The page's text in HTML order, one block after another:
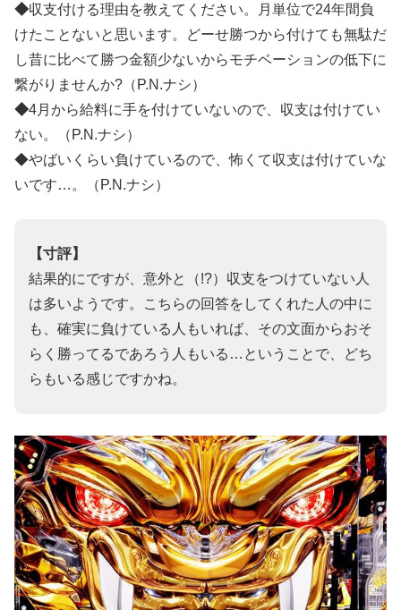
◆収支付ける理由を教えてください。月単位で24年間負
けたことないと思います。どーせ勝つから付けても無駄だ
し昔に比べて勝つ金額少ないからモチベーションの低下に
繋がりませんか?（P.N.ナシ）
◆4月から給料に手を付けていないので、収支は付けてい
ない。（P.N.ナシ）
◆やばいくらい負けているので、怖くて収支は付けていな
いです…。（P.N.ナシ）
【寸評】
結果的にですが、意外と（!?）収支をつけていない人
は多いようです。こちらの回答をしてくれた人の中に
も、確実に負けている人もいれば、その文面からおそ
らく勝ってるであろう人もいる…ということで、どち
らもいる感じですかね。